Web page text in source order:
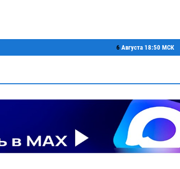
6 Августа 18:50 МСК